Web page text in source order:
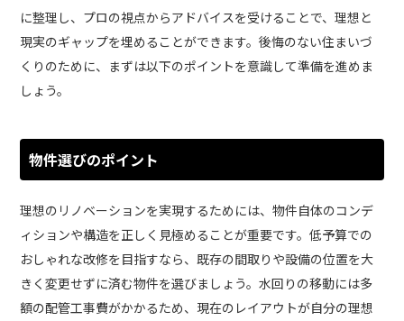
に整理し、プロの視点からアドバイスを受けることで、理想と
現実のギャップを埋めることができます。後悔のない住まいづ
くりのために、まずは以下のポイントを意識して準備を進めま
しょう。
物件選びのポイント
理想のリノベーションを実現するためには、物件自体のコンデ
ィションや構造を正しく見極めることが重要です。低予算での
おしゃれな改修を目指すなら、既存の間取りや設備の位置を大
きく変更せずに済む物件を選びましょう。水回りの移動には多
額の配管工事費がかかるため、現在のレイアウトが自分の理想